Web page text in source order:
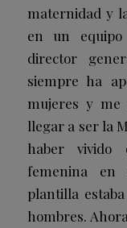
maternidad y
en un
director
siempre ha
mujeres y me
llegar a ser la
haber vivido
femenina
plantilla
hombres.